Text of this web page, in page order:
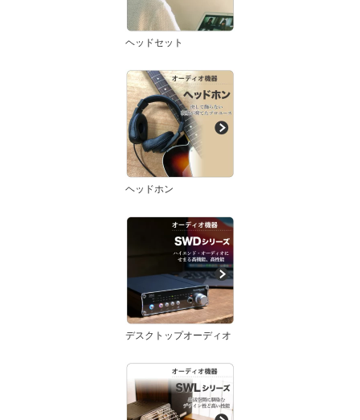
ヘッドセット
ヘッドホン
デスクトップオーディオ